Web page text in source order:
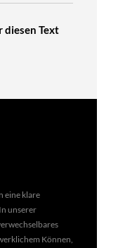
diesen Text
eine klare
unserer
Können,